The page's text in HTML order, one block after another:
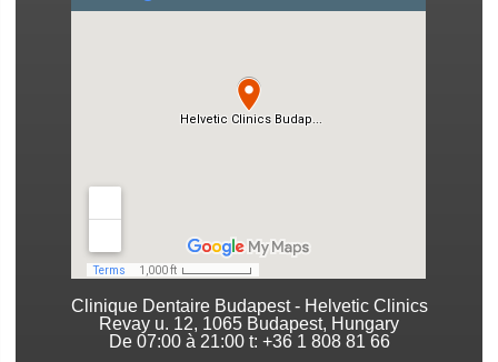
Clinique Dentaire Budapest - Helvetic Clinics
Revay u. 12, 1065 Budapest, Hungary
De 07:00 à 21:00 t: +36 1 808 81 66